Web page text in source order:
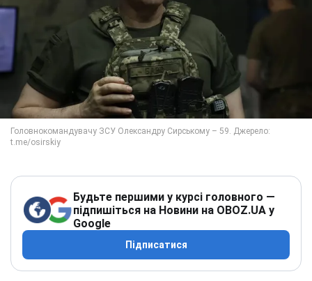
Будьте першими у курсі головного —
підпишіться на Новини на OBOZ.UA у
Google
Підписатися